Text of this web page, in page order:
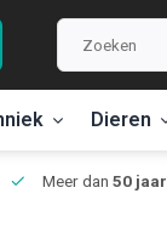
Dieren
Meer dan 50 jaar